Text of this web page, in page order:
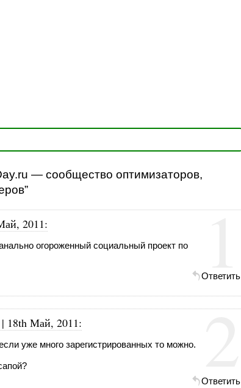
— сообщество оптимизаторов,
1
2011:
огороженный социальный проект по
Ответить
2
| 18th Май, 2011:
уже много зарегистрированных то можно.
Ответить